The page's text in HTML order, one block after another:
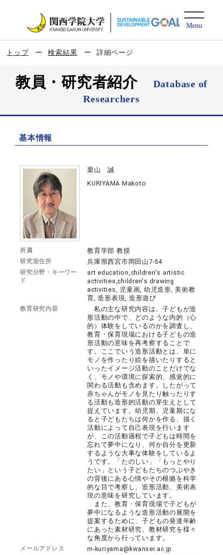
トップ 検索結果 詳細ページ
教員・研究者紹介
Database of
Researchers
基本情報
栗山 誠
KURIYAMA Makoto
所属 教育学部 教授
研究室住所 兵庫県西宮市岡田山7-54
研究分野・キーワー
ド
art education,children's artistic
activities,children's drawing
activities, 児童画, 幼児造形, 美術教
育, 造形表現, 造形遊び
教育研究内容
私の主な研究内容は、子どもが造
形活動の中で、どのような内的（心
的）体験をしているのかを調査し、
教育・保育現場における子どもの造
形活動の意味を再考察することで
す。ここでいう造形活動とは、単に
モノを作ったり絵を描いたりすると
いったイメージ活動のことだけでな
く、モノや環境に探索的、感覚的に
関わる活動も含めます。したがって
赤ちゃんがモノを見たり触ったりす
る活動も造形的活動の芽生えとして
捉えています。幼児期、児童期にな
ると子どもたちは何かを作る、描く
活動によって自己表現を行います
が、この活動過程で子どもは時間を
忘れて夢中になり、何か自分を更新
するような大事な体験をしているよ
うです。「たのしい」「もっとやり
たい」という子どもたちのつぶやき
の背後にある心情やその根拠を科学
的な目で考察し、造形活動、美術表
現の意味を研究しています。
また、教育・保育現場で子どもが
夢中になるような造形活動の展開を
提案するために、子どもの発達年齢
にあった素材研究、教材研究を様々
な角度から行っています。
メールアドレス m-kuriyama@kwansei.ac.jp